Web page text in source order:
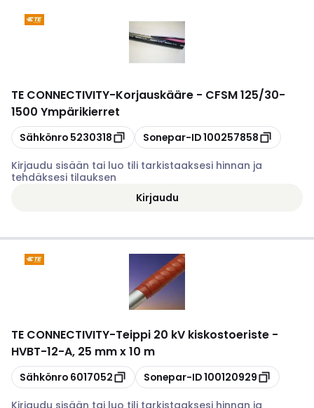
TE CONNECTIVITY-Korjauskääre - CFSM 125/30-
1500 Ympärikierret
Kopioi
Sähkönro 5230318 Kopioi
Sonepar-ID100257858
Kirjaudu sisään tai luo tili tarkistaaksesi hinnan ja
tehdäksesi tilauksen
Kirjaudu
TE CONNECTIVITY-Teippi 20 kV kiskostoeriste -
HVBT-12-A, 25 mm x 10 m
Kopioi
Sähkönro 6017052 Kopioi
Sonepar-ID100120929
Kirjaudu sisään tai luo tili tarkistaaksesi hinnan ja